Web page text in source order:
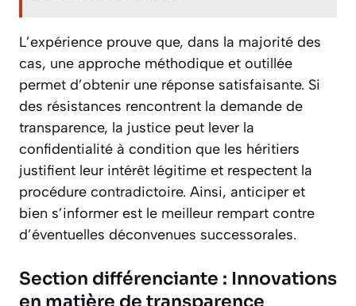
L’expérience prouve que, dans la majorité des
cas, une approche méthodique et outillée
permet d’obtenir une réponse satisfaisante. Si
des résistances rencontrent la demande de
transparence, la justice peut lever la
confidentialité à condition que les héritiers
justifient leur intérêt légitime et respectent la
procédure contradictoire. Ainsi, anticiper et
bien s’informer est le meilleur rempart contre
d’éventuelles déconvenues successorales.
Section différenciante : Innovations
en matière de transparence